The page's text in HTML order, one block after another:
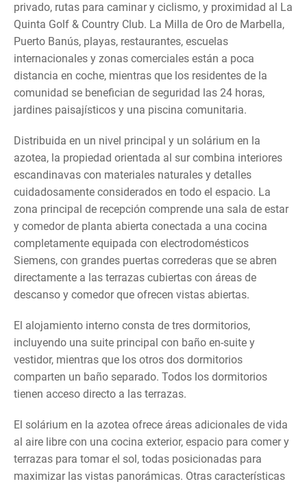
privado, rutas para caminar y ciclismo, y proximidad al La
Quinta Golf & Country Club. La Milla de Oro de Marbella,
Puerto Banús, playas, restaurantes, escuelas
internacionales y zonas comerciales están a poca
distancia en coche, mientras que los residentes de la
comunidad se benefician de seguridad las 24 horas,
jardines paisajísticos y una piscina comunitaria.
Distribuida en un nivel principal y un solárium en la
azotea, la propiedad orientada al sur combina interiores
escandinavas con materiales naturales y detalles
cuidadosamente considerados en todo el espacio. La
zona principal de recepción comprende una sala de estar
y comedor de planta abierta conectada a una cocina
completamente equipada con electrodomésticos
Siemens, con grandes puertas correderas que se abren
directamente a las terrazas cubiertas con áreas de
descanso y comedor que ofrecen vistas abiertas.
El alojamiento interno consta de tres dormitorios,
incluyendo una suite principal con baño en-suite y
vestidor, mientras que los otros dos dormitorios
comparten un baño separado. Todos los dormitorios
tienen acceso directo a las terrazas.
El solárium en la azotea ofrece áreas adicionales de vida
al aire libre con una cocina exterior, espacio para comer y
terrazas para tomar el sol, todas posicionadas para
maximizar las vistas panorámicas. Otras características